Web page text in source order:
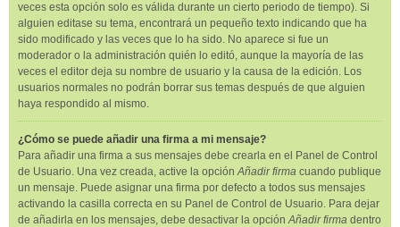
veces esta opción solo es válida durante un cierto periodo de tiempo). Si
alguien editase su tema, encontrará un pequeño texto indicando que ha
sido modificado y las veces que lo ha sido. No aparece si fue un
moderador o la administración quién lo editó, aunque la mayoría de las
veces el editor deja su nombre de usuario y la causa de la edición. Los
usuarios normales no podrán borrar sus temas después de que alguien
haya respondido al mismo.
¿Cómo se puede añadir una firma a mi mensaje?
Para añadir una firma a sus mensajes debe crearla en el Panel de Control
de Usuario. Una vez creada, active la opciónAñadir firma cuando publique
un mensaje. Puede asignar una firma por defecto a todos sus mensajes
activando la casilla correcta en su Panel de Control de Usuario. Para dejar
de añadirla en los mensajes, debe desactivar la opciónAñadir firma dentro